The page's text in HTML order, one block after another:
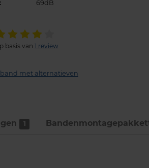
69dB
basis van 1 review
met alternatieven
1